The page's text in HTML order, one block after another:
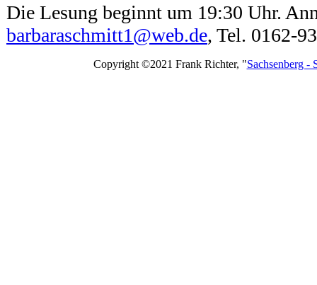
Die Lesung beginnt um 19:30 Uhr.
barbaraschmitt1@web.de, Tel. 0162-
Copyright ©2021 Frank Richter, "Sachsenberg -